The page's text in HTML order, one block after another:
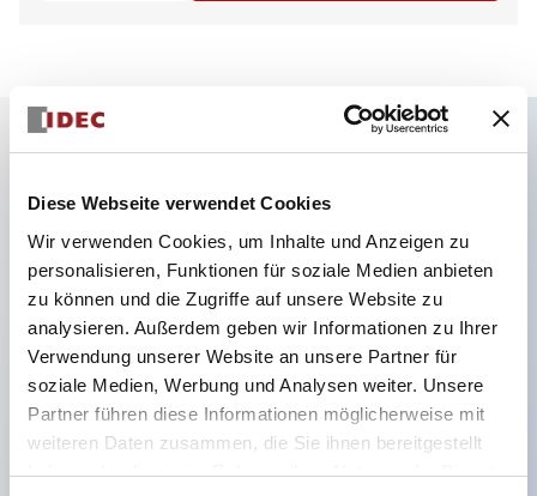
Diese Webseite verwendet Cookies
Wir verwenden Cookies, um Inhalte und Anzeigen zu
personalisieren, Funktionen für soziale Medien anbieten
zu können und die Zugriffe auf unsere Website zu
analysieren. Außerdem geben wir Informationen zu Ihrer
Verwendung unserer Website an unsere Partner für
soziale Medien, Werbung und Analysen weiter. Unsere
Partner führen diese Informationen möglicherweise mit
weiteren Daten zusammen, die Sie ihnen bereitgestellt
haben oder die sie im Rahmen Ihrer Nutzung der Dienste
4 Kontakte 1NC und 2NC, 1NO,
Magnetverriegelung
Kleinste der Branche mit 5000N
Verriegelungskraft
Federklemmenanschluss verhindert das Lösen der
Drähte
Energieeffizienter Magnet mit 200mA Verbrauch